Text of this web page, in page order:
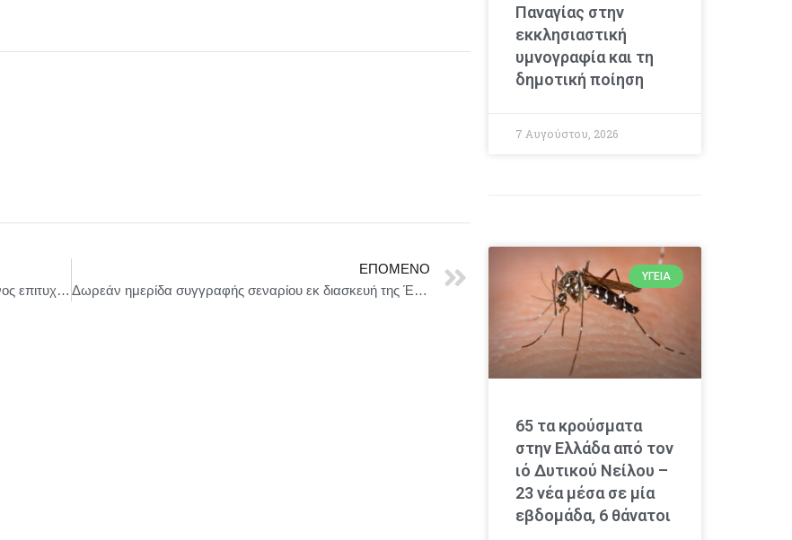
«ENAΣ HPΩAΣ ME ΠANTOYΦΛEΣ» – ​2ος χρόνος επιτυχίας ||| Ο Γιάννης Μπέζος σκηνοθετεί τον Λάκη Λαζόπουλο, στη θρυλική ελληνική κωμωδία
ΕΠΌΜΕΝΟ
Δωρεάν ημερίδα συγγραφής σεναρίου εκ διασκευή της Ένωσης Σεναριογράφων Ελλάδος στη Γλυφάδα
Παναγίας στην
εκκλησιαστική
υμνογραφία και τη
δημοτική ποίηση
7 Αυγούστου, 2026
ΥΓΕΊΑ
65 τα κρούσματα
στην Ελλάδα από τον
ιό Δυτικού Νείλου –
23 νέα μέσα σε μία
εβδομάδα, 6 θάνατοι